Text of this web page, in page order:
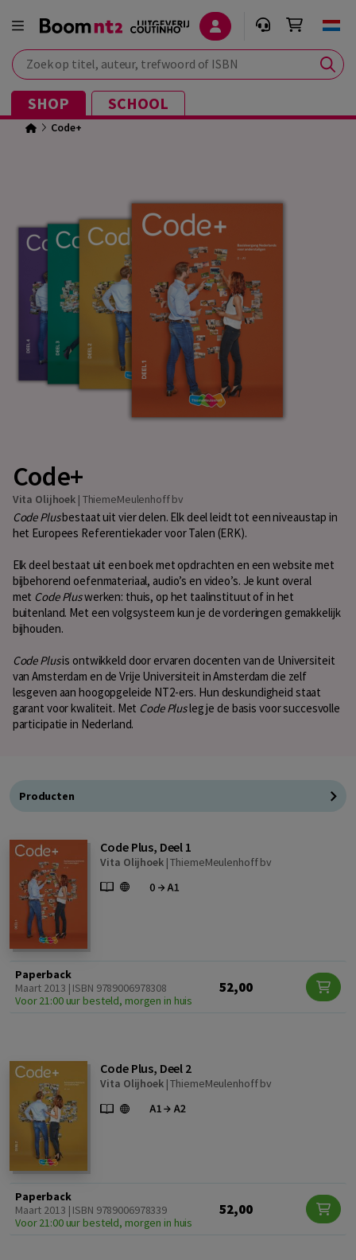
Zoek op titel, auteur, trefwoord of ISBN
SHOP SCHOOL
Code+
Code+
Vita Olijhoek | ThiemeMeulenhoff bv
Code Plusbestaat uit vier delen. Elk deel leidt tot een niveaustap in
het Europees Referentiekader voor Talen (ERK).
Elk deel bestaat uit een boek met opdrachten en een website met
bijbehorend oefenmateriaal, audio’s en video’s. Je kunt overal
met Code Pluswerken: thuis, op het taalinstituut of in het
buitenland. Met een volgsysteem kun je de vorderingen gemakkelijk
bijhouden.
Code Plusis ontwikkeld door ervaren docenten van de Universiteit
van Amsterdam en de Vrije Universiteit in Amsterdam die zelf
lesgeven aan hoogopgeleide NT2-ers. Hun deskundigheid staat
garant voor kwaliteit. Met Code Plusleg je de basis voor succesvolle
participatie in Nederland.
Producten
Code Plus, Deel 1
Vita Olijhoek|ThiemeMeulenhoff bv
Paperback
Maart 2013 | ISBN 9789006978308
Voor 21:00 uur besteld, morgen in huis
52,00
Code Plus, Deel 2
Vita Olijhoek|ThiemeMeulenhoff bv
Paperback
Maart 2013 | ISBN 9789006978339
Voor 21:00 uur besteld, morgen in huis
52,00